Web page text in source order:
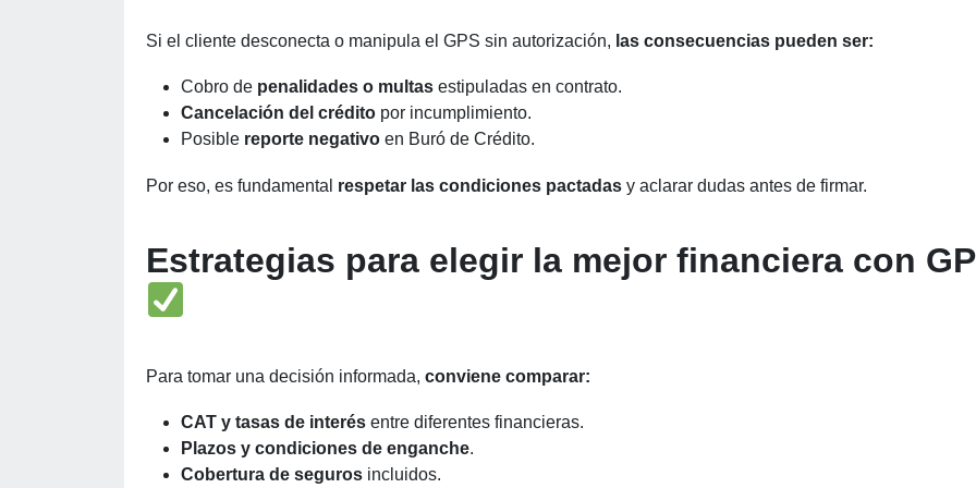
Si el cliente desconecta o manipula el GPS sin autorización, las consecuencias pueden ser:
Cobro de penalidades o multas estipuladas en contrato.
Cancelación del crédito por incumplimiento.
Posible reporte negativo en Buró de Crédito.
Por eso, es fundamental respetar las condiciones pactadas y aclarar dudas antes de firmar.
Estrategias para elegir la mejor financiera con
Para tomar una decisión informada, conviene comparar:
CAT y tasas de interés entre diferentes financieras.
Plazos y condiciones de enganche.
Cobertura de seguros incluidos.